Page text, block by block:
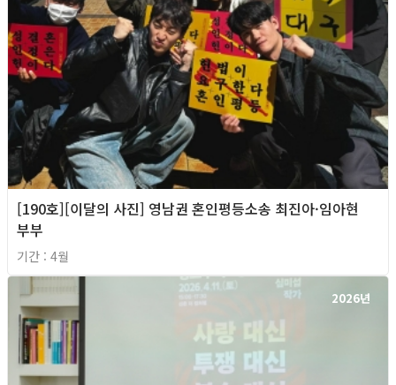
[190호][이달의 사진] 영남권 혼인평등소송 최진아·임아현
부부
기간 : 4월
2026년